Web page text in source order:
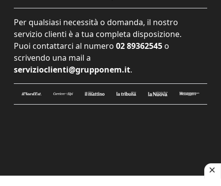
Per qualsiasi necessità o domanda, il nostro
servizio clienti è a tua completa disposizione.
Puoi contattarci al numero 02 89362545 o
scrivendo una mail a
servizioclienti@grupponem.it.